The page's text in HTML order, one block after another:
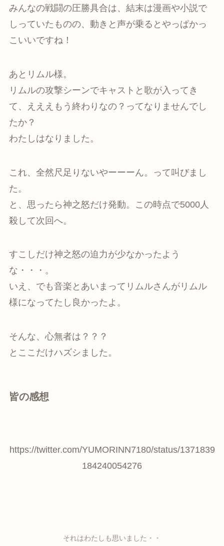
みんなの戦闘の圧勝具合は、結末は漫画や小説で
しっていたものの、動きと声が乗るとやっぱかっ
こいいですね！
あとリムル様。
リムルの攻撃シーンでキャストと歌が入ってき
て、えええもう終わりなの？ってなりませんでし
たか？
わたしはなりました。
これ、全然尺足りないやーーーん。って叫びまし
た。
と、思ったら神之怒だけ発動。この時点で5000人
殺して次回へ。
すこしだけ神之怒の迫力が少なかったよう
な・・・。
いえ、でも音楽とあいまってリムルさんがリムル
様になってたし良かったよ。
そんな、心無者は？？？
とここだけハズシました。
皆の感想
https://twitter.com/YUMORINN7180/status/1371839
184240054276
それはわたしも思いました・・